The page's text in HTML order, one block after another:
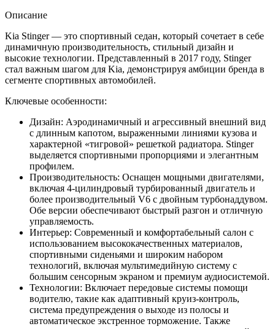
Описание
Kia Stinger — это спортивный седан, который сочетает в себе
динамичную производительность, стильный дизайн и
высокие технологии. Представленный в 2017 году, Stinger
стал важным шагом для Kia, демонстрируя амбиции бренда в
сегменте спортивных автомобилей.
Ключевые особенности:
Дизайн: Аэродинамичный и агрессивный внешний вид
с длинным капотом, выраженными линиями кузова и
характерной «тигровой» решеткой радиатора. Stinger
выделяется спортивными пропорциями и элегантным
профилем.
Производительность: Оснащен мощными двигателями,
включая 4-цилиндровый турбированный двигатель и
более производительный V6 с двойным турбонаддувом.
Обе версии обеспечивают быстрый разгон и отличную
управляемость.
Интерьер: Современный и комфортабельный салон с
использованием высококачественных материалов,
спортивными сиденьями и широким набором
технологий, включая мультимедийную систему с
большим сенсорным экраном и премиум аудиосистемой.
Технологии: Включает передовые системы помощи
водителю, такие как адаптивный круиз-контроль,
система предупреждения о выходе из полосы и
автоматическое экстренное торможение. Также